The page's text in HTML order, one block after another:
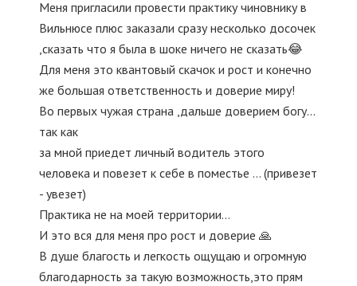
Меня пригласили провести практику чиновнику в
Вильнюсе плюс заказали сразу несколько досочек
,сказать что я была в шоке ничего не сказать😂
Для меня это квантовый скачок и рост и конечно
же большая ответственность и доверие миру!
Во первых чужая страна ,дальше доверием богу…
так как
за мной приедет личный водитель этого
человека и повезет к себе в поместье … (привезет
- увезет)
Практика не на моей территории…
И это вся для меня про рост и доверие 🙏
В душе благость и легкость ощущаю и огромную
благодарность за такую возможность,это прям